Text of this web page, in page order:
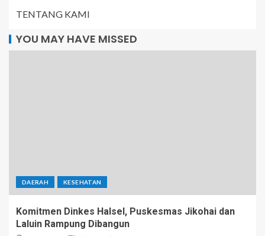
TENTANG KAMI
YOU MAY HAVE MISSED
DAERAH KESEHATAN
Komitmen Dinkes Halsel, Puskesmas Jikohai dan
Laluin Rampung Dibangun